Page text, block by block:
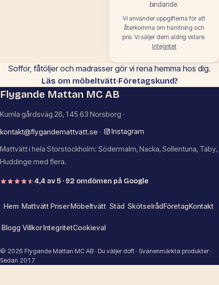
bindande.
Vi använder uppgifterna för att
återkomma om hämtning och
pris. Vi säljer dem aldrig vidare.
Integritet
Soffor, fåtöljer och madrasser gör vi rena hemma hos dig.
Läs om möbeltvätt·Företagskund?
Flygande Mattan MC AB
Kumla gårdsväg 26, 145 63 Norsborg ·
kontakt@flygandemattvatt.se · Instagram
Mattvätt i hela Storstockholm: Södermalm, Nacka, Sollentuna, Täby,
Huddinge med flera.
4,4 av 5 · 92 omdömen på Google
Hem Mattvätt Priser Möbeltvätt Städ SkötselrådFöretagKontakt
Blogg VillkorIntegritetCookieval
© 2026 Flygande Mattan MC AB · Du väljer doft · Svanenmärkta produkter ·
Sedan 2017